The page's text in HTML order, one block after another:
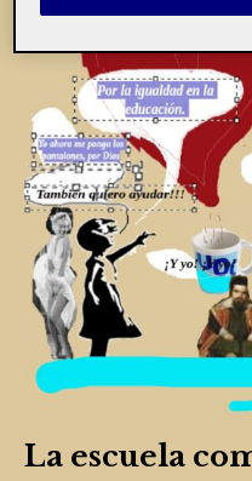
La escuela